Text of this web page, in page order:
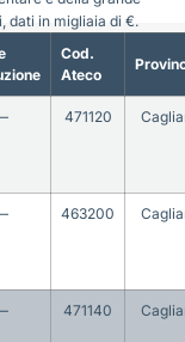
Cod.
Ateco
471120
463200
471140
dati in migliaia di €.